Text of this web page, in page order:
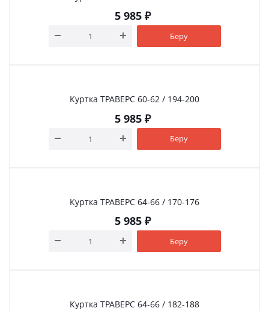
5 985₽
Беру
Куртка ТРАВЕРС 60-62 / 194-200
5 985₽
Беру
Куртка ТРАВЕРС 64-66 / 170-176
5 985₽
Беру
Куртка ТРАВЕРС 64-66 / 182-188